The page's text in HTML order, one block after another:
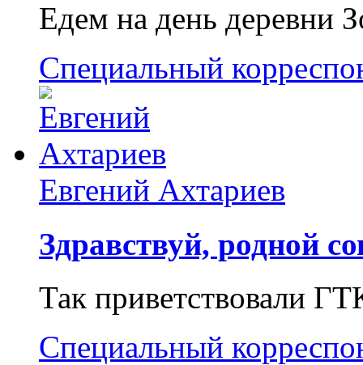
Едем на день деревни
Специальный
Евгений Ахтариев
Здравствуй, родной
Так приветствовали
Специальный